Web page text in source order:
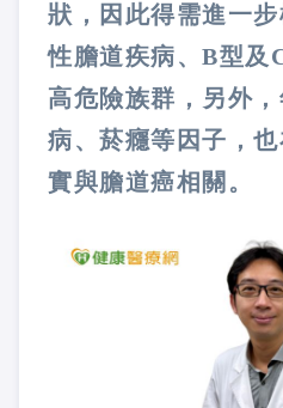
狀，因此得需進一
性膽道疾病、B型及
高危險族群，另外
病、菸癮等因子，
實與膽道癌相關。